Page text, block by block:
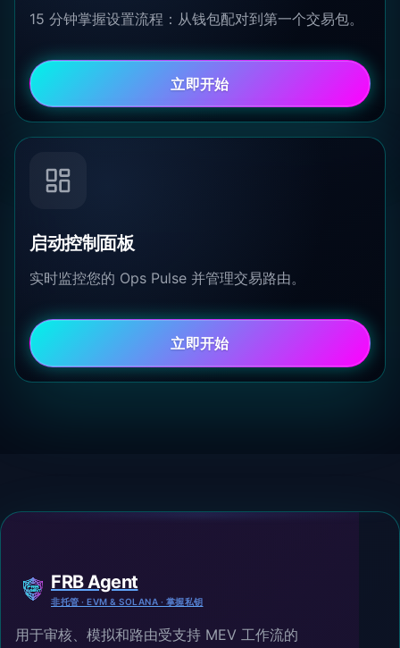
15 分钟掌握设置流程：从钱包配对到第一个交易包。
立即开始
启动控制面板
实时监控您的 Ops Pulse 并管理交易路由。
立即开始
FRB Agent
非托管 · EVM & SOLANA · 掌握私钥
用于审核、模拟和路由受支持 MEV 工作流的